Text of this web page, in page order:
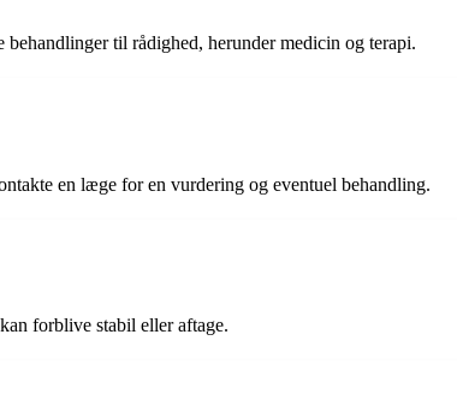
til rådighed, herunder medicin og terapi.
en læge for en vurdering og eventuel behandling.
forblive stabil eller aftage.